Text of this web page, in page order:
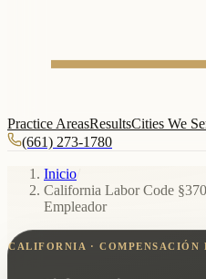
Practice AreasResultsCities We
(661) 273-1780
Inicio
California Labor Code
Empleador
CALIFORNIA · COMPENSACIÓN